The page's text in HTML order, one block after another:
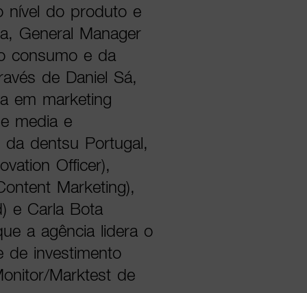
nível do produto e
General Manager
consumo e da
de Daniel Sá,
em marketing
media e
da dentsu Portugal,
Officer),
Marketing),
e Carla Bota
a agência lidera o
de investimento
Marktest de